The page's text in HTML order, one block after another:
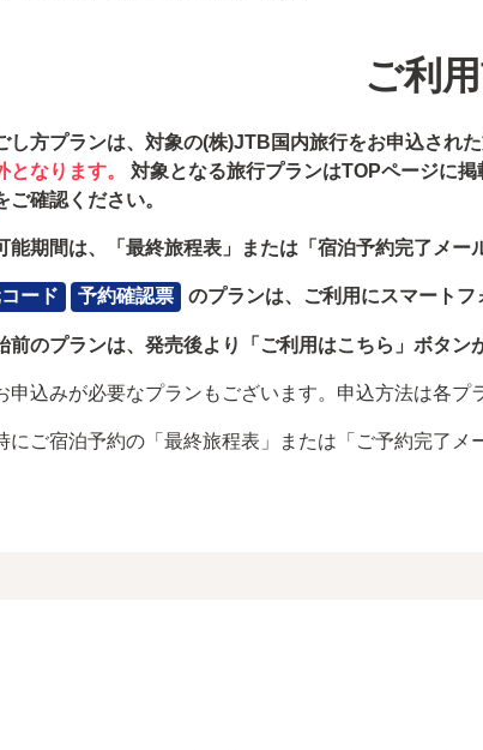
ご利
し方プランは、対象の(株)JTB国内旅行をお申込された
となります。
対象となる旅行プランはTOPページに掲
ご確認ください。
能期間は、「最終旅程表」または「宿泊予約完了メ
ード 予約確認票 のプランは、ご利用にスマートフ
前のプランは、発売後より「ご利用はこちら」ボタン
申込みが必要なプランもございます。申込方法は各プ
にご宿泊予約の「最終旅程表」または「ご予約完了